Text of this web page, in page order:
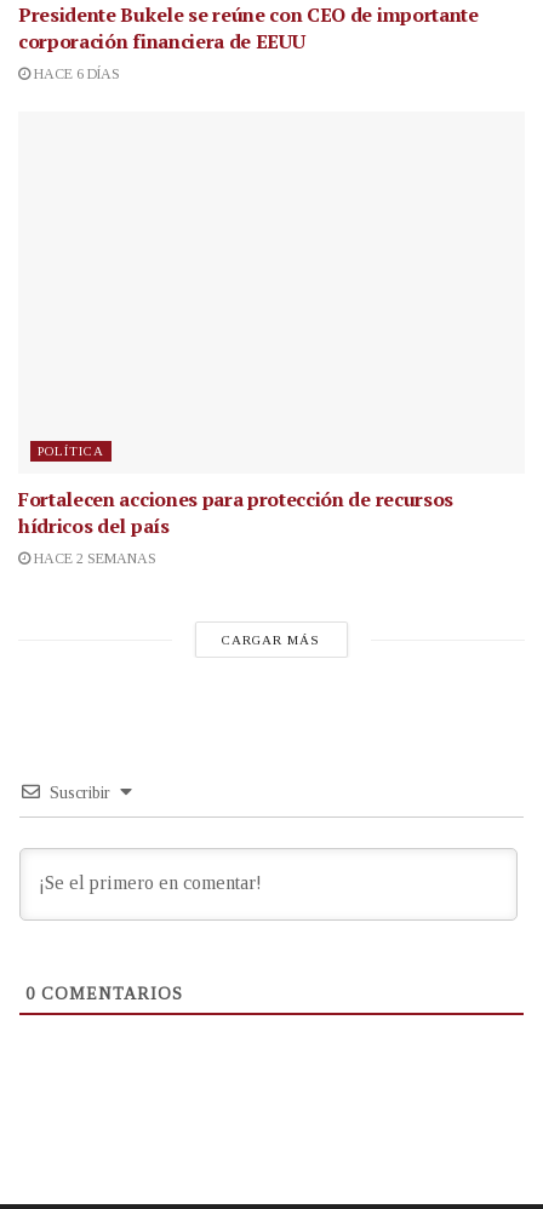
Presidente Bukele se reúne con CEO de importante
corporación financiera de EEUU
HACE 6 DÍAS
POLÍTICA
Fortalecen acciones para protección de recursos
hídricos del país
HACE 2 SEMANAS
CARGAR MÁS
Suscribir
0 COMENTARIOS